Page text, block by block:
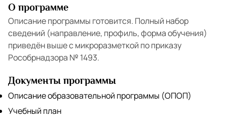
О программе
Описание программы готовится. Полный набор
сведений (направление, профиль, форма обучения)
приведён выше с микроразметкой по приказу
Рособрнадзора № 1493.
Документы программы
Описание образовательной программы (ОПОП)
Учебный план